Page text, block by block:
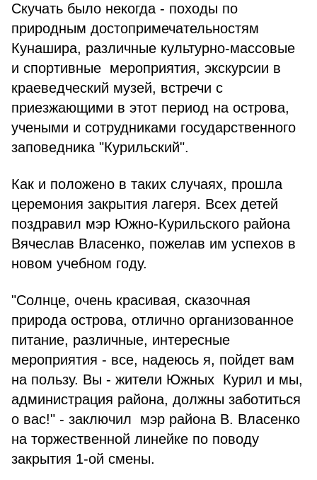
Скучать было некогда - походы по
природным достопримечательностям
Кунашира, различные культурно-массовые
и спортивные мероприятия, экскурсии в
краеведческий музей, встречи с
приезжающими в этот период на острова,
учеными и сотрудниками государственного
заповедника "Курильский".
Как и положено в таких случаях, прошла
церемония закрытия лагеря. Всех детей
поздравил мэр Южно-Курильского района
Вячеслав Власенко, пожелав им успехов в
новом учебном году.
"Солнце, очень красивая, сказочная
природа острова, отлично организованное
питание, различные, интересные
мероприятия - все, надеюсь я, пойдет вам
на пользу. Вы - жители Южных Курил и мы,
администрация района, должны заботиться
о вас!" - заключил мэр района В. Власенко
на торжественной линейке по поводу
закрытия 1-ой смены.